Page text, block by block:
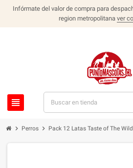
Infórmate del valor de compra para
region metropolitana ver
view_headline
chevron_right Perros chevron_right Pack 12 Latas Taste of The